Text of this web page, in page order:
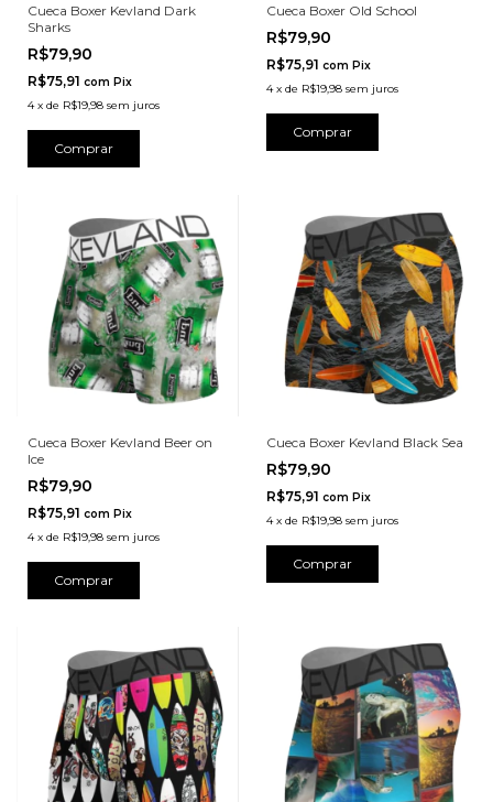
Cueca Boxer Kevland Dark
Sharks
R$79,90
R$75,91 com Pix
4 x de R$19,98 sem juros
Comprar
Cueca Boxer Old School
R$79,90
R$75,91 com Pix
4 x de R$19,98 sem juros
Comprar
Cueca Boxer Kevland Beer on
Ice
R$79,90
R$75,91 com Pix
4 x de R$19,98 sem juros
Comprar
Cueca Boxer Kevland Black Sea
R$79,90
R$75,91 com Pix
4 x de R$19,98 sem juros
Comprar